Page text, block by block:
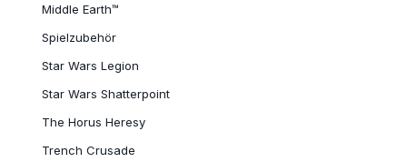
Middle Earth™
Spielzubehör
Star Wars Legion
Star Wars Shatterpoint
The Horus Heresy
Trench Crusade